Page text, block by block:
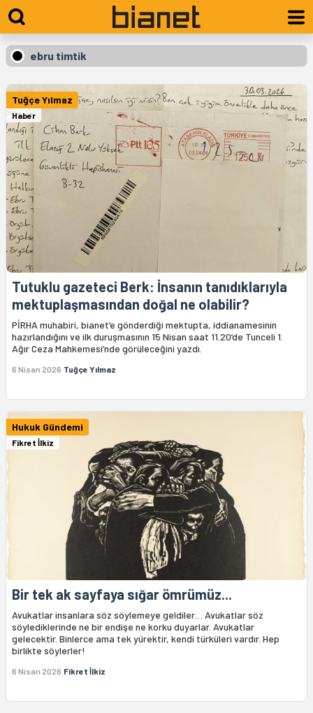
ebru timtik
Tuğçe Yılmaz
Haber
Tutuklu gazeteci Berk: İnsanın tanıdıklarıyla
mektuplaşmasından doğal ne olabilir?
PİRHA muhabiri, bianet’e gönderdiği mektupta, iddianamesinin
hazırlandığını ve ilk duruşmasının 15 Nisan saat 11.20’de Tunceli 1.
Ağır Ceza Mahkemesi’nde görüleceğini yazdı.
6 Nisan 2026 Tuğçe Yılmaz
Hukuk Gündemi
Fikret İlkiz
Bir tek ak sayfaya sığar ömrümüz...
Avukatlar insanlara söz söylemeye geldiler… Avukatlar söz
söylediklerinde ne bir endişe ne korku duyarlar. Avukatlar
gelecektir. Binlerce ama tek yürektir, kendi türküleri vardır. Hep
birlikte söylerler!
6 Nisan 2026 Fikret İlkiz